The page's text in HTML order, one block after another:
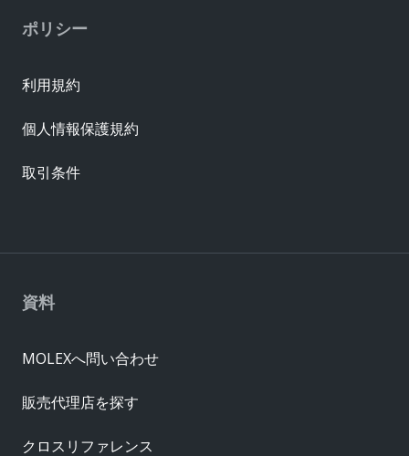
資料
MOLEXへ問い合わせ
販売代理店を探す
クロスリファレンス
ポリシー
利用規約
個人情報保護規約
取引条件